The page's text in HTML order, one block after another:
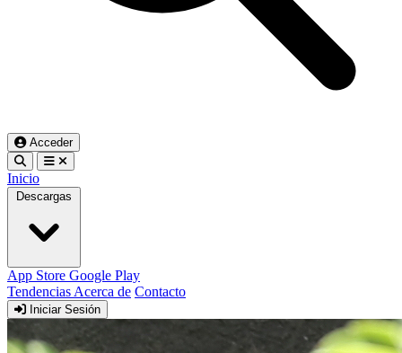
Acceder
Inicio
Descargas
App Store Google Play
Tendencias Acerca de Contacto
Iniciar Sesión